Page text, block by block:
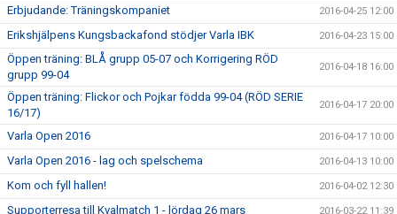
Erbjudande: Träningskompaniet 2016-04-25 12:00
Erikshjälpens Kungsbackafond stödjer Varla IBK 2016-04-23 15:00
Öppen träning: BLÅ grupp 05-07 och Korrigering RÖD
grupp 99-04
2016-04-18 16:00
Öppen träning: Flickor och Pojkar födda 99-04 (RÖD SERIE
16/17)
2016-04-17 20:00
Varla Open 2016 2016-04-17 10:00
Varla Open 2016 - lag och spelschema 2016-04-13 10:00
Kom och fyll hallen! 2016-04-02 12:30
Supporterresa till Kvalmatch 1 - lördag 26 mars 2016-03-22 11:39